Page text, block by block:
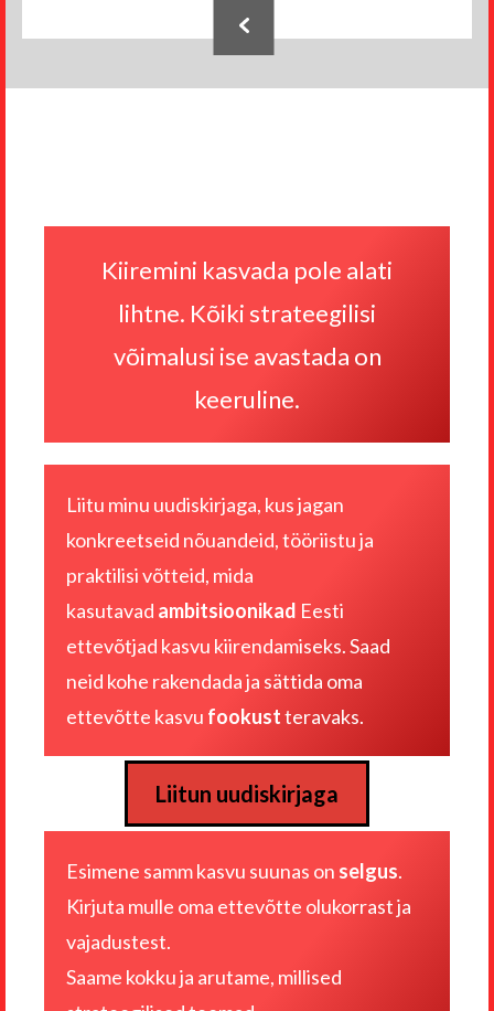
Kiiremini kasvada pole alati
lihtne. Kõiki strateegilisi
võimalusi ise avastada on
keeruline.
Liitu minu uudiskirjaga, kus jagan
konkreetseid nõuandeid, tööriistu ja
praktilisi võtteid, mida
kasutavad ambitsioonikad Eesti
ettevõtjad kasvu kiirendamiseks. Saad
neid kohe rakendada ja sättida oma
ettevõtte kasvu fookustteravaks.
Liitun uudiskirjaga
Esimene samm kasvu suunas on selgus.
Kirjuta mulle oma ettevõtte olukorrast ja
vajadustest.
Saame kokku ja arutame, millised